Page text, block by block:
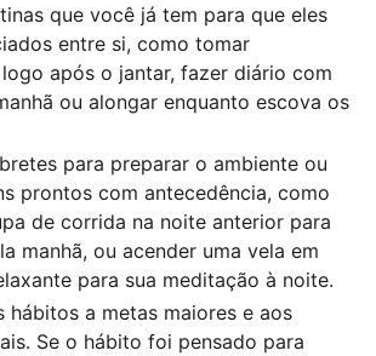
que você já tem para que eles
entre si, como tomar
após o jantar, fazer diário com
ou alongar enquanto escova os
para preparar o ambiente ou
prontos com antecedência, como
de corrida na noite anterior para
manhã, ou acender uma vela em
para sua meditação à noite.
hábitos a metas maiores e aos
Se o hábito foi pensado para